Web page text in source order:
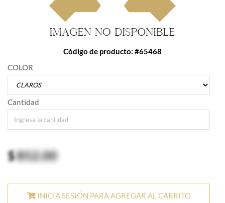
Código de producto: #65468
COLOR
Cantidad
$852.00
INICIA SESIÓN PARA AGREGAR AL CARRITO